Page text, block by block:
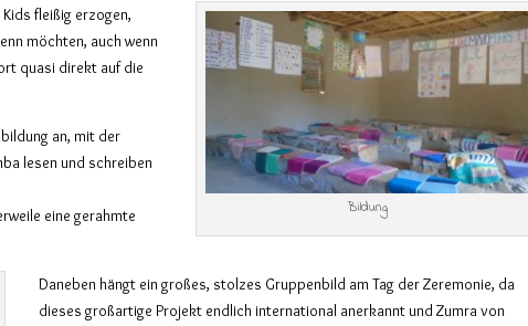
Bildung
fleißig erzogen,
möchten, auch wenn
quasi direkt auf die
an, mit der
lesen und schreiben
eine gerahmte
Daneben hängt ein großes, stolzes Gruppenbild am Tag der Zeremonie, da
dieses großartige Projekt endlich international anerkannt und Zumra von